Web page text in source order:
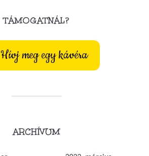
TÁMOGATNÁL?
Hívj meg egy kávéra
ARCHÍVUM